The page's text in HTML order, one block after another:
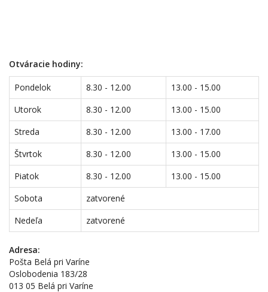
Otváracie hodiny:
Pondelok 8.30 - 12.00
13.00 - 15.00
Utorok
8.30 - 12.00
13.00 - 15.00
Streda
8.30 - 12.00
13.00 - 17.00
Štvrtok
8.30 - 12.00
13.00 - 15.00
Piatok
8.30 - 12.00
13.00 - 15.00
Sobota
zatvorené
Nedeľa
zatvorené
Adresa:
Pošta Belá pri Varíne
Oslobodenia 183/28
013 05 Belá pri Varíne